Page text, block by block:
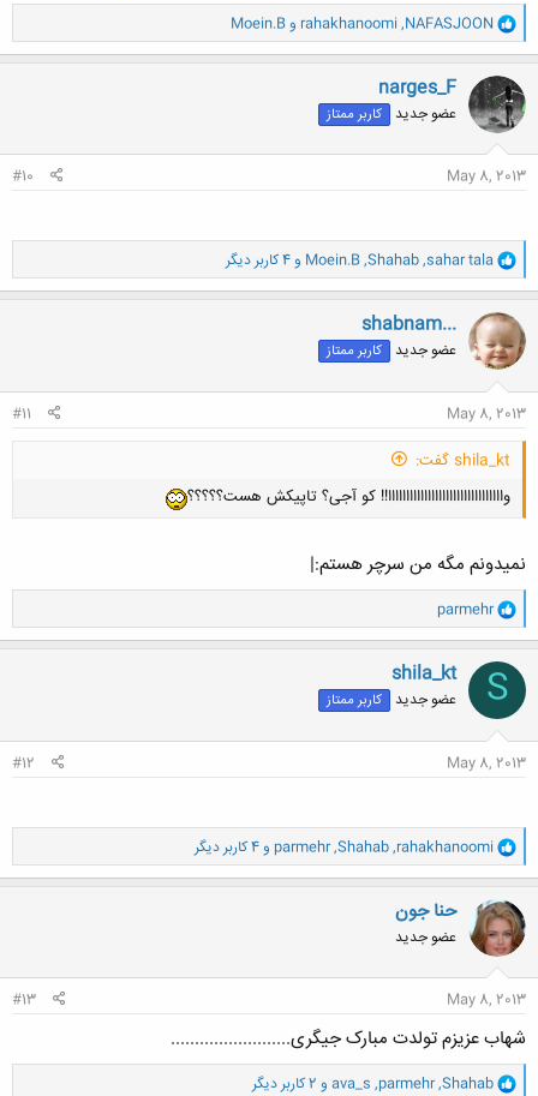
و
ا
ک
ن
ش
ه
ا
NAFASJOON
,
rahakhanoomi و Moein.B
narges_F
عضو جدید کاربر ممتاز
May 8, 2013
#10
و
ا
ک
ن
ش
ه
ا
sahar tala
,
Shahab
,
Moein.B و 4 کاربر دیگر
shabnam...
عضو جدید کاربر ممتاز
May 8, 2013
#11
shila_kt گفت:
واااااااااااااااااااااااااااااااا!! کو آجی؟ تاپیکش هست؟؟؟؟؟
نمیدونم مگه من سرچر هستم:|
و
ا
ک
ن
ش
ه
ا
parmehr
S
shila_kt
عضو جدید کاربر ممتاز
May 8, 2013
#12
و
ا
ک
ن
ش
ه
ا
rahakhanoomi
,
Shahab
,
parmehr و 4 کاربر دیگر
حنا جون
عضو جدید
May 8, 2013
#13
شهاب عزیزم تولدت مبارک جیگری.........................
و
Shahab
,
parmehr
,
ava_s و 2 کاربر دیگر